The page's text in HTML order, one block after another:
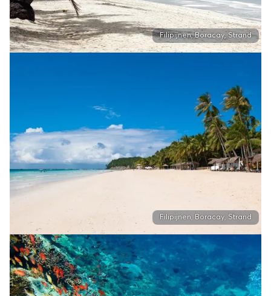
Filipijnen, Boracay, Strand
Filipijnen, Boracay, Strand